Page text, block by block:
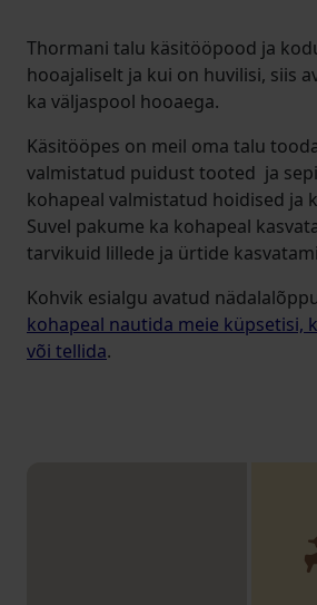
Thormani talu käsitööpood ja
hooajaliselt ja kui on huvilisi, siis
ka väljaspool hooaega.
Käsitööpes on meil oma talu
valmistatud puidust tooted ja
kohapeal valmistatud hoidised ja
Suvel pakume ka kohapeal
tarvikuid lillede ja ürtide
Kohvik esialgu avatud
kohapeal nautida meie küpsetisi,
või tellida.